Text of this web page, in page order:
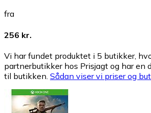
fra
256 kr.
Vi har fundet produktet i 5 butikker,
partnerbutikker hos Prisjagt og har en
til butikken. Sådan viser vi priser og